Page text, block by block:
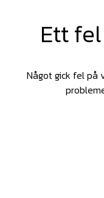
Ett
Något gick fel på